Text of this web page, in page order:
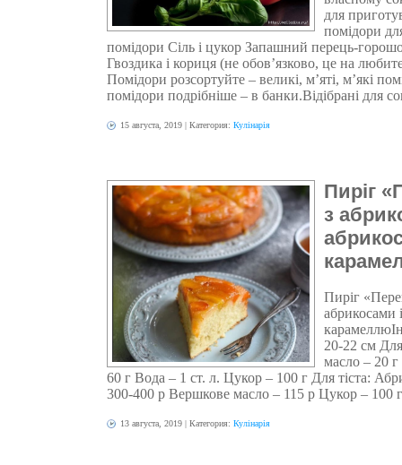
для
помідори
помідори Сіль і цукор Запашний перець-
Гвоздика і кориця (не обов’язково, це на
Помідори розсортуйте – великі, м’яті, м’які
помідори подрібніше – в банки.Відібрані для
15 августа, 2019 | Категория:Кулінарія
Пиріг
з
Пиріг
абрикосами
20-22 см
масло – 20
60 г Вода – 1 ст. л. Цукор – 100 г Для тіста:
300-400 р Вершкове масло – 115 р Цукор – 100
13 августа, 2019 | Категория:Кулінарія